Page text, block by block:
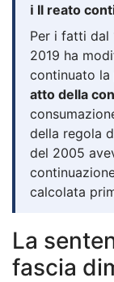
ℹ️ Il reato
Per i fatti dal
2019 ha
continuato
atto della
della regola
del 2005
calcolata
La
fascia